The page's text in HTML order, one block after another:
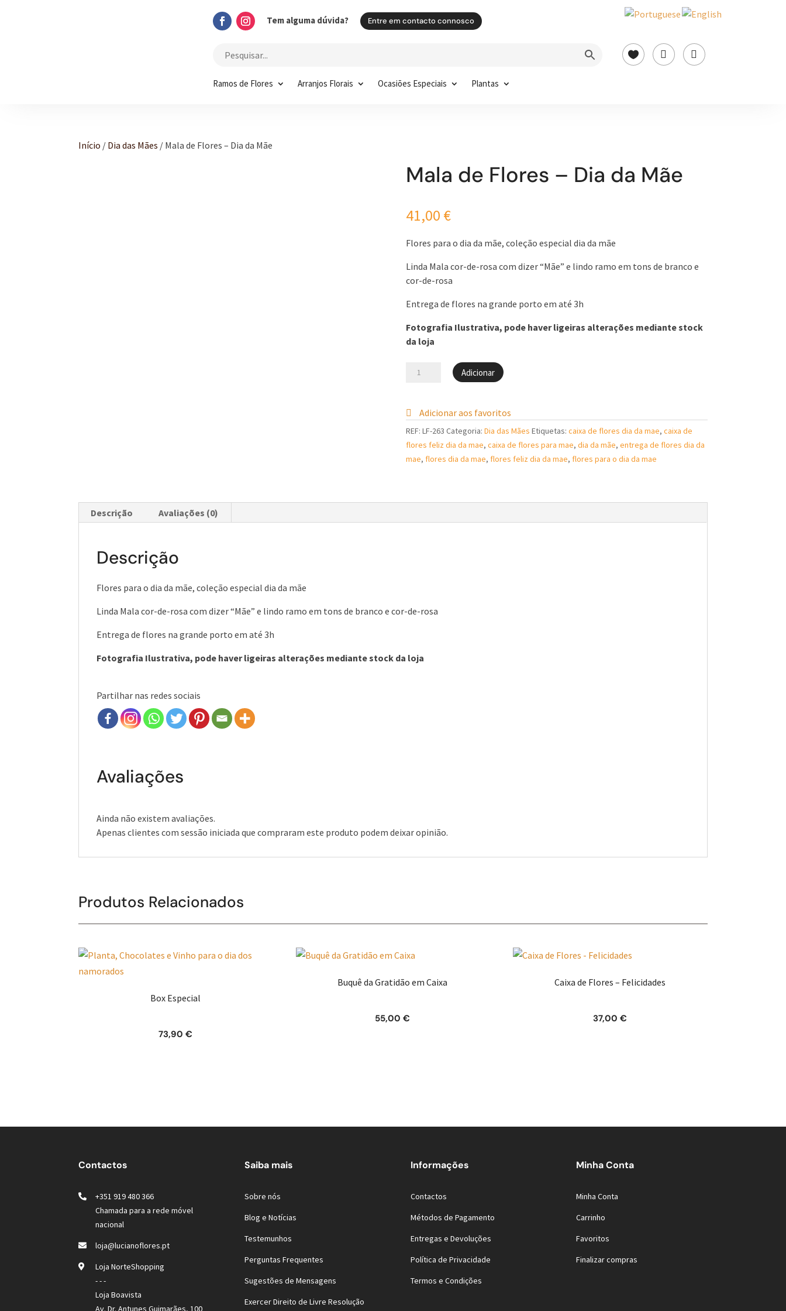
Tem alguma dúvida? Entre em contacto connosco
Ramos de Flores Arranjos Florais Ocasiões Especiais Plantas
  
Início / Dia das Mães / Mala de Flores – Dia da Mãe
Mala de Flores – Dia da Mãe
41,00 €
Flores para o dia da mãe, coleção especial dia da mãe
Linda Mala cor-de-rosa com dizer “Mãe” e lindo ramo em tons de branco e
cor-de-rosa
Entrega de flores na grande porto em até 3h
Fotografia Ilustrativa, pode haver ligeiras alterações mediante stock
da loja
Quantidade
de
-
Adicionar
Adicionar aos favoritos
REF: LF-263 Categoria: Dia das Mães Etiquetas: caixa de flores dia da mae, caixa de
flores feliz dia da mae, caixa de flores para mae, dia da mãe, entrega de flores dia da
mae, flores dia da mae, flores feliz dia da mae, flores para o dia da mae
Descrição Avaliações (0)
Descrição
Flores para o dia da mãe, coleção especial dia da mãe
Linda Mala cor-de-rosa com dizer “Mãe” e lindo ramo em tons de branco e cor-de-rosa
Entrega de flores na grande porto em até 3h
Fotografia Ilustrativa, pode haver ligeiras alterações mediante stock da loja
Partilhar nas redes sociais
Avaliações
Ainda não existem avaliações.
Apenas clientes com sessão iniciada que compraram este produto podem deixar opinião.
Produtos Relacionados
Box Especial
73,90 €
Buquê da Gratidão em Caixa
55,00€
Caixa de Flores – Felicidades
37,00 €
Contactos
+351 919 480 366
Chamada para a rede móvel
nacional
loja@lucianoflores.pt
Loja NorteShopping
- - -
Loja Boavista
Av. Dr. Antunes Guimarães, 100
Saiba mais
Sobre nós
Blog e Notícias
Testemunhos
Perguntas Frequentes
Sugestões de Mensagens
Exercer Direito de Livre Resolução
Informações
Contactos
Métodos de Pagamento
Entregas e Devoluções
Política de Privacidade
Termos e Condições
Minha Conta
Minha Conta
Carrinho
Favoritos
Finalizar compras